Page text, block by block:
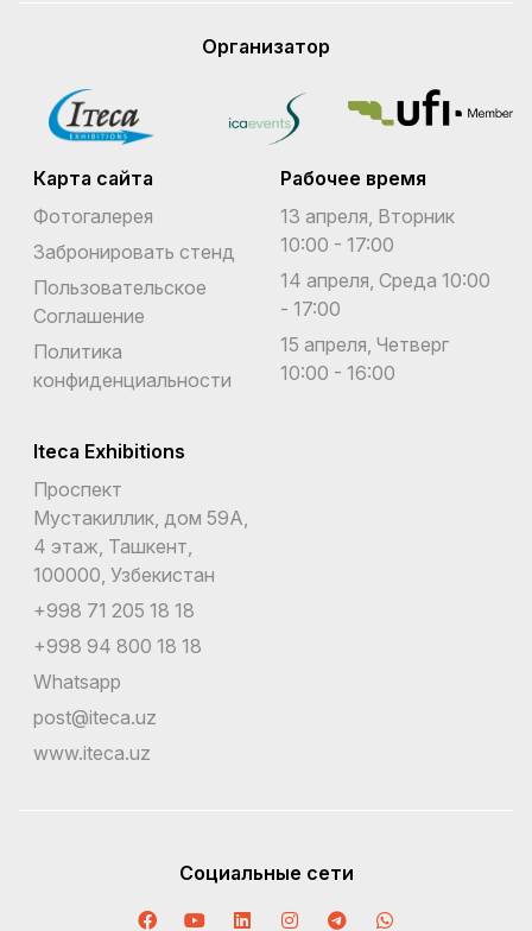
Организатор
Карта сайта
Фотогалерея
Забронировать стенд
Пользовательское
Соглашение
Политика
конфиденциальности
Рабочее время
13 апреля, Вторник
10:00 - 17:00
14 апреля, Среда 10:00
- 17:00
15 апреля, Четверг
10:00 - 16:00
Iteca Exhibitions
Проспект
Мустакиллик, дом 59А,
4 этаж, Ташкент,
100000, Узбекистан
+998 71 205 18 18
+998 94 800 18 18
Whatsapp
post@iteca.uz
www.iteca.uz
Социальные сети